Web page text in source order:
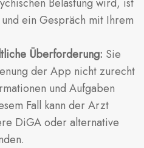
ein Gespräch mit Ihrem
Überforderung: Sie
der App nicht zurecht
und Aufgaben
Fall kann der Arzt
DiGA oder alternative